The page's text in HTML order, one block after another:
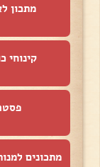
מתכון
קינוחי
מתכונים